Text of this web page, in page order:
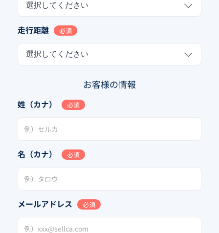
選択してください
走行距離 必須
選択してください
お客様の情報
姓（カナ） 必須
名（カナ） 必須
メールアドレス 必須